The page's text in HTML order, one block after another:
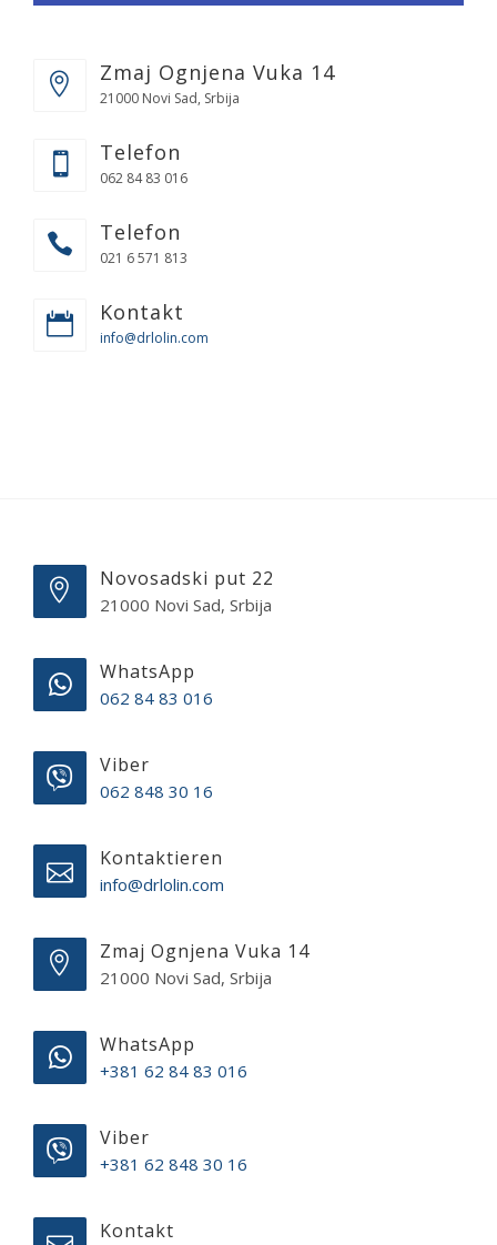
Zmaj Ognjena Vuka 14
21000 Novi Sad, Srbija
Telefon
062 84 83 016
Telefon
021 6 571 813
Kontakt
info@drlolin.com
Novosadski put 22
21000 Novi Sad, Srbija
WhatsApp
062 84 83 016
Viber
062 848 30 16
Kontaktieren
info@drlolin.com
Zmaj Ognjena Vuka 14
21000 Novi Sad, Srbija
WhatsApp
+381 62 84 83 016
Viber
+381 62 848 30 16
Kontakt